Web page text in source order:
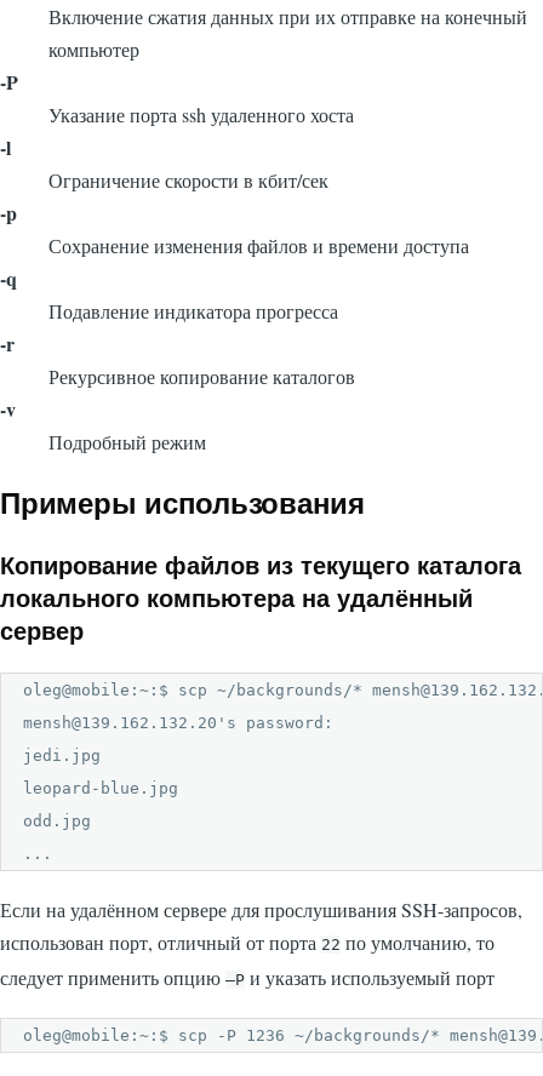
Включение сжатия данных при их отправке на конечный
компьютер
-P
Указание порта ssh удаленного хоста
-l
Ограничение скорости в кбит/сек
-p
Сохранение изменения файлов и времени доступа
-q
Подавление индикатора прогресса
-r
Рекурсивное копирование каталогов
-v
Подробный режим
Примеры использования
Копирование файлов из текущего каталога
локального компьютера на удалённый
сервер
oleg@mobile:~:$ scp ~/backgrounds/*
mensh@139.162.132.20's password:
jedi.jpg
leopard-blue.jpg
odd.jpg
...
Если на удалённом сервере для прослушивания SSH-запросов,
использован порт, отличный от порта 22 по умолчанию, то
следует применить опцию –P и указать используемый порт
oleg@mobile:~:$ scp -P 1236 ~/backgrounds/*